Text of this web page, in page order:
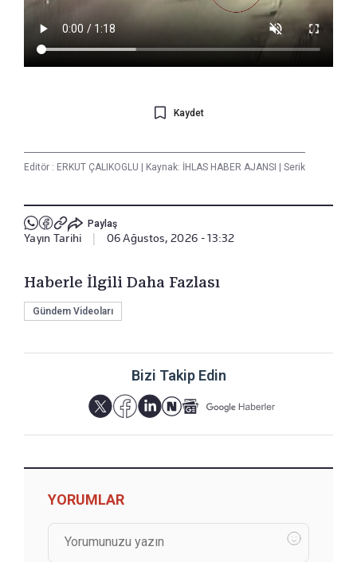
Kaydet
Editör : ERKUT ÇALIKOGLU Kaynak: İHLAS HABER AJANSI Serik
Paylaş
Yayın Tarihi 06 Ağustos, 2026 - 13:32
Haberle İlgili Daha Fazlası
Gündem Videoları
Bizi Takip Edin
YORUMLAR